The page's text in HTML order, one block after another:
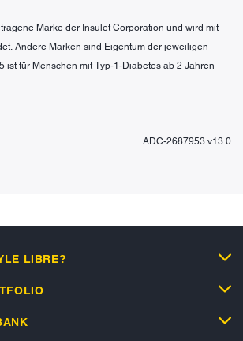
Marke der Insulet Corporation und wird mit
Andere Marken sind Eigentum der jeweiligen
ist für Menschen mit Typ-1-Diabetes ab 2 Jahren
ADC-2687953 v13.0
LIBRE?